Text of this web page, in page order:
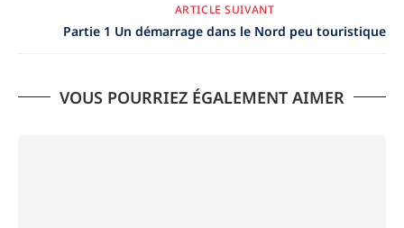
ARTICLE SUIVANT
Partie 1 Un démarrage dans le Nord peu touristique
VOUS POURRIEZ ÉGALEMENT AIMER